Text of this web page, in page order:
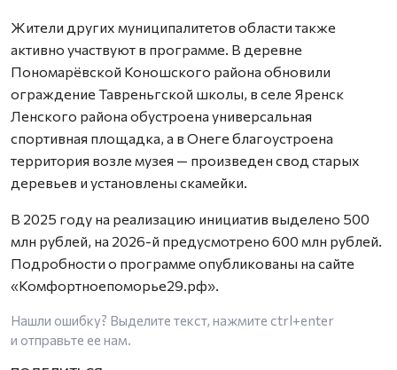
Жители других муниципалитетов области также
активно участвуют в программе. В деревне
Пономарёвской Коношского района обновили
ограждение Тавреньгской школы, в селе Яренск
Ленского района обустроена универсальная
спортивная площадка, а в Онеге благоустроена
территория возле музея — произведен свод старых
деревьев и установлены скамейки.
В 2025 году на реализацию инициатив выделено 500
млн рублей, на 2026-й предусмотрено 600 млн рублей.
Подробности о программе опубликованы на сайте
«Комфортноепоморье29.рф».
Нашли ошибку? Выделите текст, нажмите ctrl+enter
и отправьте ее нам.